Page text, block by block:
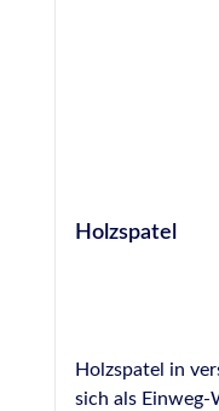
Holzspatel
Holzspatel in
sich als Einweg-